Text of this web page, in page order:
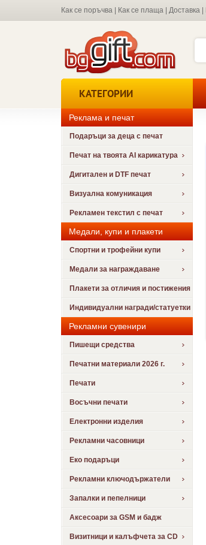
Как се поръчва Как се плаща Доставка
КАТЕГОРИИ
Реклама и печат
Подаръци за деца с печат
Печат на твоята AI карикатура
Дигитален и DTF печат
Визуална комуникация
Рекламен текстил с печат
Медали, купи и плакети
Спортни и трофейни купи
Медали за награждаване
Плакети за отличия и постижения
Индивидуални награди/статуетки
Рекламни сувенири
Пишещи средства
Печатни материали 2026 г.
Печати
Восъчни печати
Електронни изделия
Рекламни часовници
Еко подаръци
Рекламни ключодържатели
Запалки и пепелници
Аксесоари за GSM и бадж
Визитници и калъфчета за CD